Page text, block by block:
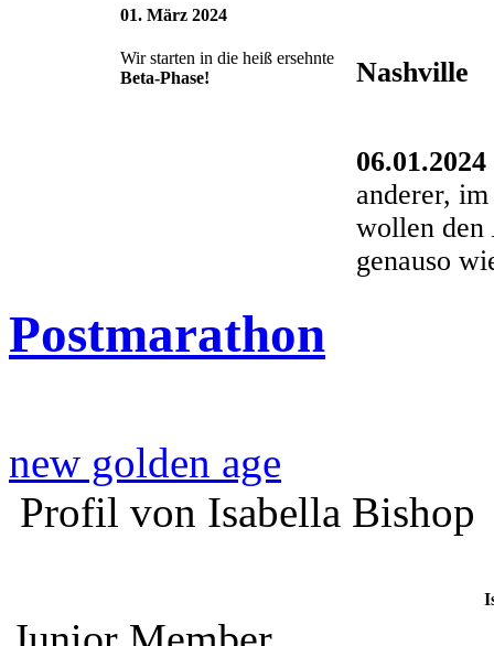
01. März 2024
Wir starten in die heiß ersehnte
Beta-Phase!
Nashville
06.01.2024
anderer,
wollen den
genauso
Postmarathon
new golden age
Profil von Isabella Bishop